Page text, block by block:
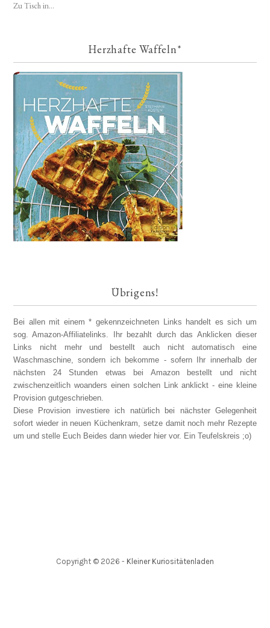
Zu Tisch in...
Herzhafte Waffeln*
Übrigens!
Bei allen mit einem * gekennzeichneten Links handelt es sich um
sog. Amazon-Affiliatelinks. Ihr bezahlt durch das Anklicken dieser
Links nicht mehr und bestellt auch nicht automatisch eine
Waschmaschine, sondern ich bekomme - sofern Ihr innerhalb der
nächsten 24 Stunden etwas bei Amazon bestellt und nicht
zwischenzeitlich woanders einen solchen Link anklickt - eine kleine
Provision gutgeschrieben.
Diese Provision investiere ich natürlich bei nächster Gelegenheit
sofort wieder in neuen Küchenkram, setze damit noch mehr Rezepte
um und stelle Euch Beides dann wieder hier vor. Ein Teufelskreis ;o)
Copyright © 2026 - Kleiner Kuriositätenladen